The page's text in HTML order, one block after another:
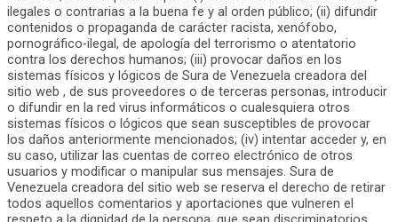
ilegales o contrarias a la buena fe y al orden público; (ii) difundir
contenidos o propaganda de carácter racista, xenófobo,
pornográfico-ilegal, de apología del terrorismo o atentatorio
contra los derechos humanos; (iii) provocar daños en los
sistemas físicos y lógicos de Sura de Venezuela creadora del
sitio web , de sus proveedores o de terceras personas, introducir
o difundir en la red virus informáticos o cualesquiera otros
sistemas físicos o lógicos que sean susceptibles de provocar
los daños anteriormente mencionados; (iv) intentar acceder y, en
su caso, utilizar las cuentas de correo electrónico de otros
usuarios y modificar o manipular sus mensajes. Sura de
Venezuela creadora del sitio web se reserva el derecho de retirar
todos aquellos comentarios y aportaciones que vulneren el